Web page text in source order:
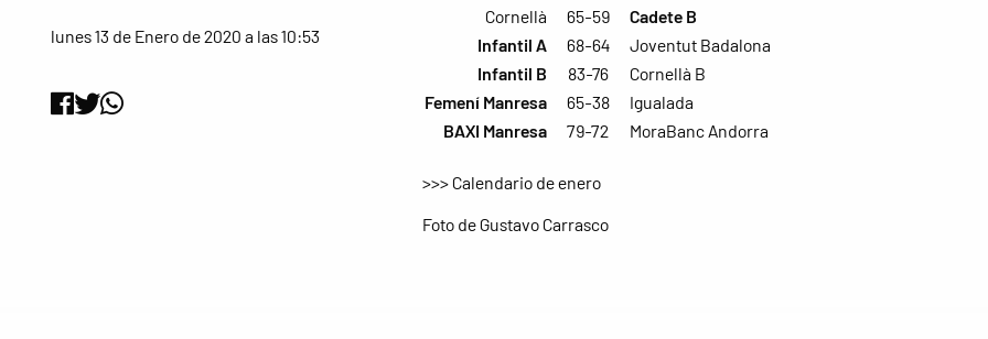
lunes 13 de Enero de 2020 a las 10:53
Cornellà
65-59
Cadete B
Infantil A
68-64
Joventut Badalona
Infantil B
83-76
Cornellà B
Femení Manresa
65-38
Igualada
BAXI Manresa
79-72 MoraBanc Andorra
>>> Calendario de enero
Foto de Gustavo Carrasco